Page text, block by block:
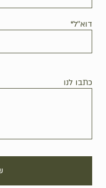
דוא''ל*
כתבו לנו